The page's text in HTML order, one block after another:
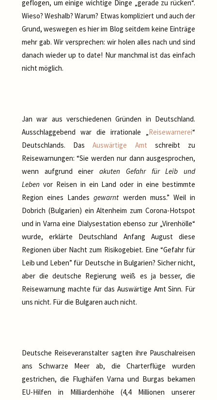
geflogen, um einige wichtige Dinge „gerade zu rücken“.
Wieso? Weshalb? Warum? Etwas kompliziert und auch der
Grund, weswegen es hier im Blog seitdem keine Einträge
mehr gab. Wir versprechen: wir holen alles nach und sind
danach wieder up to date! Nur manchmal ist das einfach
nicht möglich.
Jan war aus verschiedenen Gründen in Deutschland.
Ausschlaggebend war die irrationale „Reisewarnerei“
Deutschlands. DasAuswärtige Amt schreibt zu
Reisewarnungen: “Sie werden nur dann ausgesprochen,
wenn aufgrund einerakuten Gefahr für Leib und
Leben vor Reisen in ein Land oder in eine bestimmte
Region eines Landesgewarnt werden muss.” Weil in
Dobrich (Bulgarien) ein Altenheim zum Corona-Hotspot
und in Varna eine Dialysestation ebenso zur „Virenhölle“
wurde, erklärte Deutschland Anfang August diese
Regionen über Nacht zum Risikogebiet. Eine “Gefahr für
Leib und Leben” für Deutsche in Bulgarien? Sicher nicht,
aber die deutsche Regierung weiß es ja besser, die
Reisewarnung machte für das Auswärtige Amt Sinn. Für
uns nicht. Für die Bulgaren auch nicht.
Deutsche Reiseveranstalter sagten ihre Pauschalreisen
ans Schwarze Meer ab, die Charterflüge wurden
gestrichen, die Flughäfen Varna und Burgas bekamen
EU-Hilfen in Milliardenhöhe (4,4 Millionen unserer